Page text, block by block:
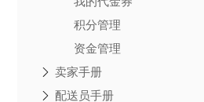
积分管理
资金管理
卖家手册
配送员手册